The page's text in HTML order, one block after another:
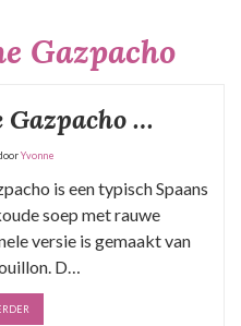
Gazpacho
Gazpacho …
Yvonne
is een typisch Spaans
soep met rauwe
versie is gemaakt van
D…